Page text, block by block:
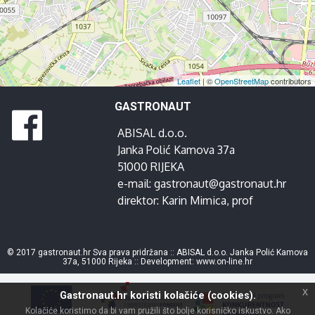
Leaflet| ©OpenStreetMapcontributors
GASTRONAUT
ABISAL d.o.o.
Janka Polić Kamova 37a
51000 RIJEKA
e-mail: gastronaut@gastronaut.hr
direktor: Karin Mimica, prof
© 2017 gastronaut.hr Sva prava pridržana :: ABISAL d.o.o. Janka Polić Kamova
37a, 51000 Rijeka :: Development: www.on-line.hr
Gastronaut.hr koristi kolačiće (cookies).
Kolačiće koristimo da bi vam pružili što bolje korisničko iskustvo. Ako
x